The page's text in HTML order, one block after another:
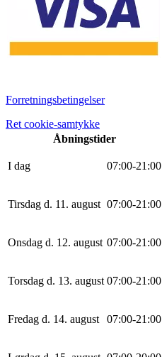
Forretningsbetingelser
Ret cookie-samtykke
Åbningstider
I dag 07:00-21 :00
Tirsdag d. 11. august 07:00-21 :00
Onsdag d. 12. august 07:00-21 :00
Torsdag d. 13. august 07:00-21 :00
Fredag d. 14. august 07:00-21 :00